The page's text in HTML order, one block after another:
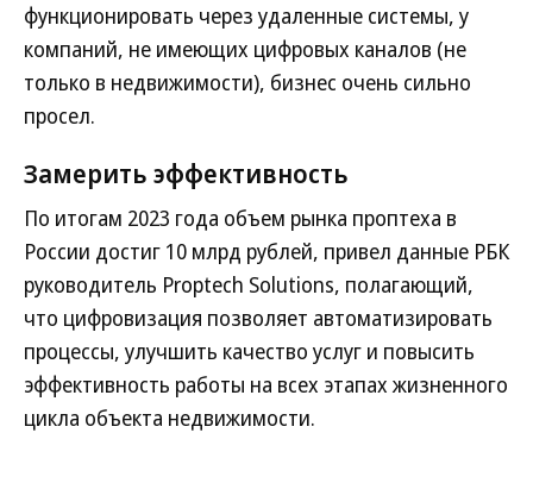
функционировать через удаленные системы, у
компаний, не имеющих цифровых каналов (не
только в недвижимости), бизнес очень сильно
просел.
Замерить эффективность
По итогам 2023 года объем рынка проптеха в
России достиг 10 млрд рублей, привел данные РБК
руководитель Proptech Solutions, полагающий,
что цифровизация позволяет автоматизировать
процессы, улучшить качество услуг и повысить
эффективность работы на всех этапах жизненного
цикла объекта недвижимости.